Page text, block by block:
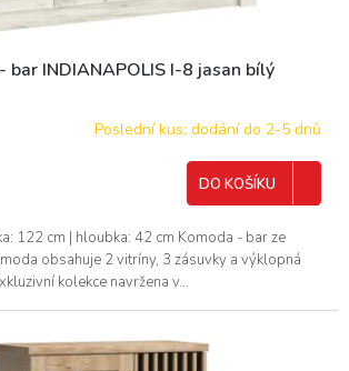
bar INDIANAPOLIS I-8 jasan bílý
Poslední kus: dodání do 2-5 dnů
DO KOŠÍKU
122 cm | hloubka: 42 cm Komoda - bar ze
obsahuje 2 vitríny, 3 zásuvky a výklopná
kolekce navržena v...